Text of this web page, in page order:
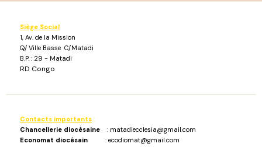
Siège Social
1, Av. de la Mission
Q/ Ville Basse C/Matadi
B.P. : 29 - Matadi
RD Congo
Contacts importants :
Chancellerie diocésaine : matadiecclesia@gmail.com
Economat diocésain : ecodiomat@gmail.com